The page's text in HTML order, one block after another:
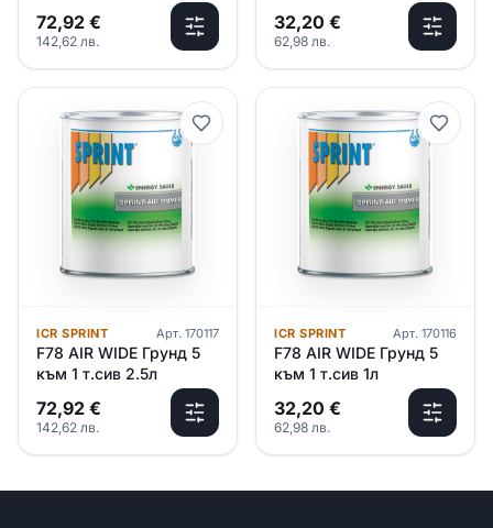
72,92 €
142,62 лв.
32,20 €
62,98 лв.
ICR SPRINT Арт. 170117
F78 AIR WIDE Грунд 5
към 1 т.сив 2.5л
72,92 €
142,62 лв.
ICR SPRINT Арт. 170116
F78 AIR WIDE Грунд 5
към 1 т.сив 1л
32,20 €
62,98 лв.